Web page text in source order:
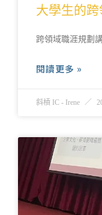
大學生的
跨領域職涯規劃
閱讀更多 »
斜槓 IC - Irene